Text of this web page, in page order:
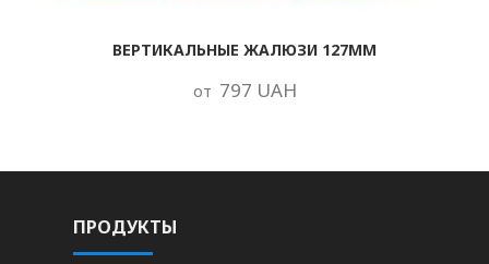
ВЕРТИКАЛЬНЫЕ ЖАЛЮЗИ 127ММ
от 797 UAH
ПРОДУКТЫ